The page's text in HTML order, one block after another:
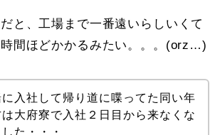
と、工場まで一番遠いらしいくて
間ほどかかるみたい。。。(orz…)
入社して帰り道に喋ってた同い年
大府寮で入社２日目から来なくな
した・・・